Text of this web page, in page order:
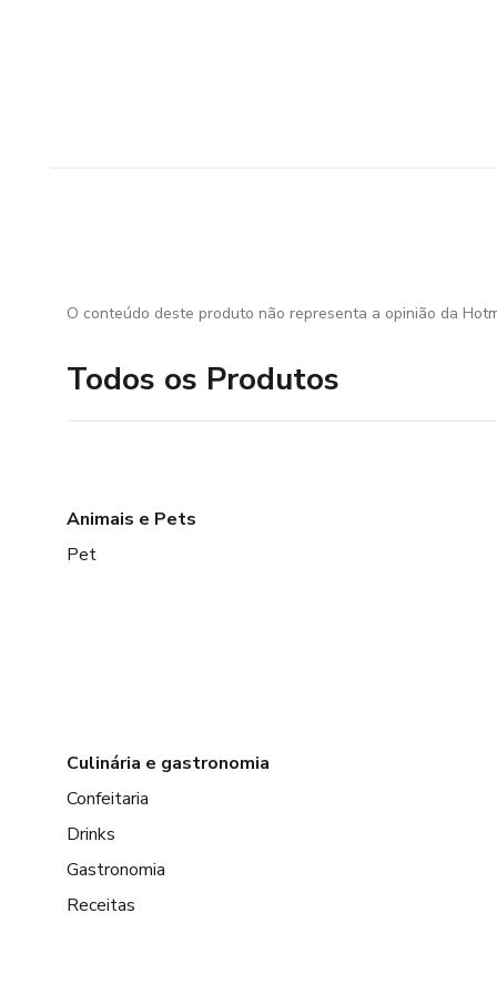
O conteúdo deste produto não representa a opinião da
Todos os Produtos
Animais e Pets
Pet
Culinária e gastronomia
Confeitaria
Drinks
Gastronomia
Receitas